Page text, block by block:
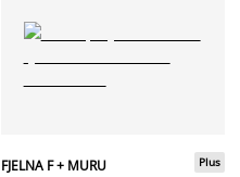
FJELNA F + MURU
Plus